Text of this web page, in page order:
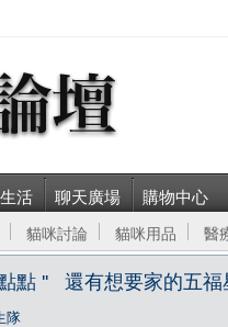
活 聊天廣場 購物中心
貓咪討論 貓咪用品 醫
點 '' 還有想要家的五福
隊